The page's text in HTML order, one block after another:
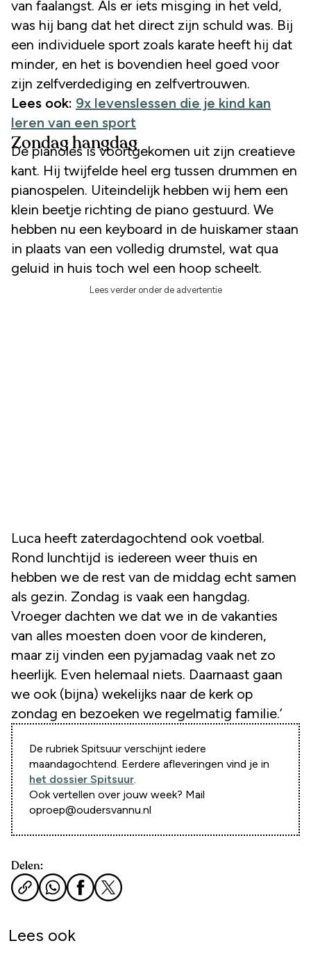
van faalangst. Als er iets misging in het veld,
was hij bang dat het direct zijn schuld was. Bij
een individuele sport zoals karate heeft hij dat
minder, en het is bovendien heel goed voor
zijn zelfverdediging en zelfvertrouwen.
Lees ook: 9x levenslessen die je kind kan
leren van een sport
Zondag hangdag
De pianoles is voortgekomen uit zijn creatieve
kant. Hij twijfelde heel erg tussen drummen en
pianospelen. Uiteindelijk hebben wij hem een
klein beetje richting de piano gestuurd. We
hebben nu een keyboard in de huiskamer staan
in plaats van een volledig drumstel, wat qua
geluid in huis toch wel een hoop scheelt.
Lees verder onder de advertentie
Luca heeft zaterdagochtend ook voetbal.
Rond lunchtijd is iedereen weer thuis en
hebben we de rest van de middag echt samen
als gezin. Zondag is vaak een hangdag.
Vroeger dachten we dat we in de vakanties
van alles moesten doen voor de kinderen,
maar zij vinden een pyjamadag vaak net zo
heerlijk. Even helemaal niets. Daarnaast gaan
we ook (bijna) wekelijks naar de kerk op
zondag en bezoeken we regelmatig familie.’
De rubriek Spitsuur verschijnt iedere
maandagochtend. Eerdere afleveringen vind je in
het dossier Spitsuur
Ook vertellen over jouw week? Mail
oproep@oudersvannu.nl
Delen:
Lees ook